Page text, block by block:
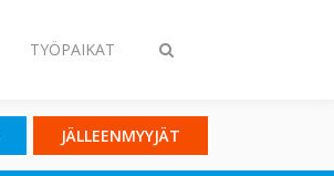
Toggle
TYÖPAIKAT
JÄLLEENMYYJÄT